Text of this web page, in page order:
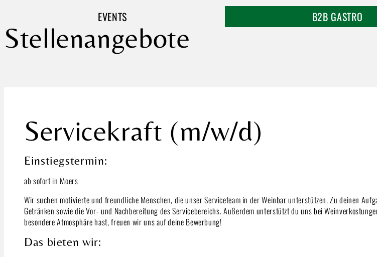
EVENTS B2B GASTRO
Stellenangebote
Servicekraft (m/w/d)
Einstiegstermin:
ab sofort in Moers
Wir suchen motivierte und freundliche Menschen, die unser Serviceteam in der Weinbar unterstützen. Zu deinen
Getränken sowie die Vor- und Nachbereitung des Servicebereichs. Außerdem unterstützt du uns bei
besondere Atmosphäre hast, freuen wir uns auf deine Bewerbung!
Das bieten wir: